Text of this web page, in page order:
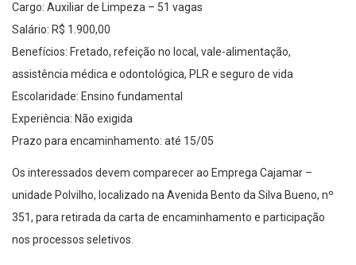
Cargo: Auxiliar de Limpeza – 51 vagas
Salário: R$ 1.900,00
Benefícios: Fretado, refeição no local, vale-alimentação,
assistência médica e odontológica, PLR e seguro de vida
Escolaridade: Ensino fundamental
Experiência: Não exigida
Prazo para encaminhamento: até 15/05
Os interessados devem comparecer ao Emprega Cajamar –
unidade Polvilho, localizado na Avenida Bento da Silva Bueno, nº
351, para retirada da carta de encaminhamento e participação
nos processos seletivos.